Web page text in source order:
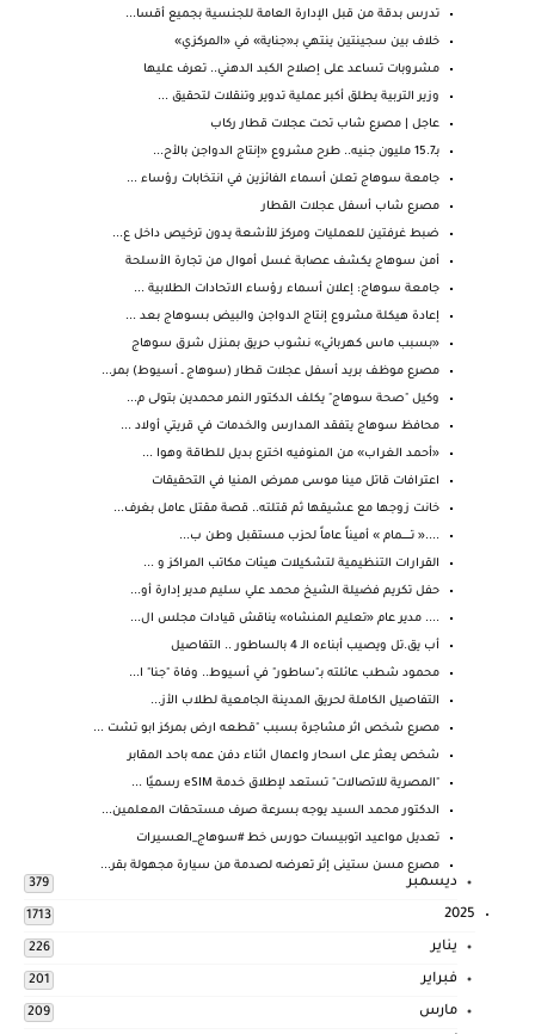
تدرس بدقة من قبل الإدارة العامة للجنسية بجميع أقسا...
خلاف بين سجينتين ينتهي بـ«جناية» في «المركزي»
مشروبات تساعد على إصلاح الكبد الدهني.. تعرف عليها
وزير التربية يطلق أكبر عملية تدوير وتنقلات لتحقيق ...
عاجل | مصرع شاب تحت عجلات قطار ركاب
بـ15.7 مليون جنيه.. طرح مشروع «إنتاج الدواجن بالأح...
جامعة سوهاج تعلن أسماء الفائزين في انتخابات رؤساء ...
مصرع شاب أسفل عجلات القطار
ضبط غرفتين للعمليات ومركز للأشعة يدون ترخيص داخل ع...
أمن سوهاج يكشف عصابة غسل أموال من تجارة الأسلحة
جامعة سوهاج: إعلان أسماء رؤساء الاتحادات الطلابية ...
إعادة هيكلة مشروع إنتاج الدواجن والبيض بسوهاج بعد ...
«بسبب ماس كهربائي» نشوب حريق بمنزل شرق سوهاج
مصرع موظف بريد أسفل عجلات قطار (سوهاج ـ أسيوط) بمر...
وكيل "صحة سوهاج" يكلف الدكتور النمر محمدين بتولى م...
محافظ سوهاج يتفقد المدارس والخدمات في قريتي أولاد ...
«أحمد الغراب» من المنوفيه اخترع بديل للطاقة وهوا ...
اعترافات قاتل مينا موسى ممرض المنيا في التحقيقات
خانت زوجها مع عشيقها ثم قتلته.. قصة مقتل عامل بغرف...
....« تـــــــمام » أميناً عاماً لحزب مستقبل وطن ب...
القرارات التنظيمية لتشكيلات هيئات مكاتب المراكز و ...
حفل تكريم فضيلة الشيخ محمد علي سليم مدير إدارة أو...
.... مدير عام «تعليم المنشاه» يناقش قيادات مجلس ال...
أب يق.تل ويصيب أبناءه الـ 4 بالساطور .. التفاصيل
محمود شطب عائلته بـ"ساطور" في أسيوط.. وفاة "جنا" ا...
التفاصيل الكاملة لحريق المدينة الجامعية لطلاب الأز...
مصرع شخص اثر مشاجرة بسبب "قطعه ارض بمركز ابو تشت ...
شخص يعثر على اسحار واعمال اثناء دفن عمه باحد المقابر
"المصرية للاتصالات" تستعد لإطلاق خدمة eSIM رسميًا ...
الدكتور محمد السيد يوجه بسرعة صرف مستحقات المعلمين...
تعديل مواعيد اتوبيسات حورس خط #سوهاج_العسيرات
مصرع مسن ستينى إثر تعرضه لصدمة من سيارة مجهولة بقر...
ديسمبر 379
2025
1713
يناير 226
فبراير 201
مارس 209